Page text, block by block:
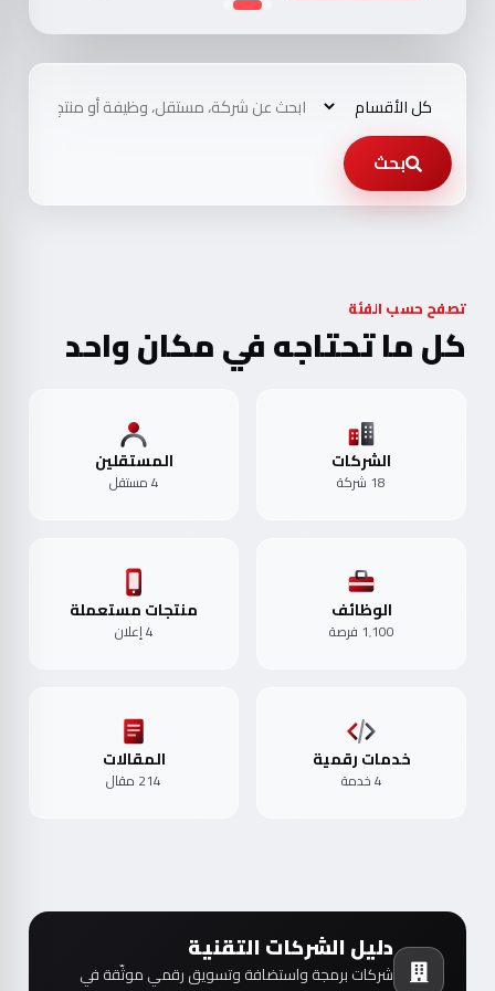
بحث
تصفح حسب الفئة
كل ما تحتاجه في مكان واحد
الشركات
18 شركة
المستقلين
4 مستقل
الوظائف
1٬100 فرصة
منتجات مستعملة
4 إعلان
خدمات رقمية
4 خدمة
المقالات
214 مقال
دليل الشركات التقنية
شركات برمجة واستضافة وتسويق رقمي موثّقة في